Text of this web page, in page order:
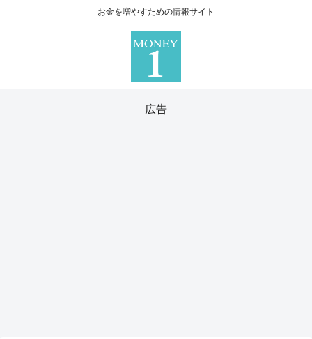
お金を増やすための情報サイト
広告